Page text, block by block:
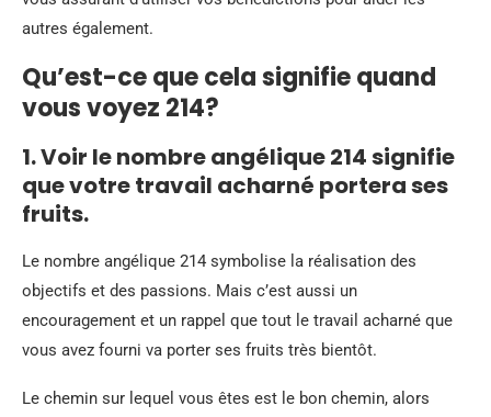
autres également.
Qu’est-ce que cela signifie quand
vous voyez 214?
1. Voir le nombre angélique 214 signifie
que votre travail acharné portera ses
fruits.
Le nombre angélique 214 symbolise la réalisation des
objectifs et des passions. Mais c’est aussi un
encouragement et un rappel que tout le travail acharné que
vous avez fourni va porter ses fruits très bientôt.
Le chemin sur lequel vous êtes est le bon chemin, alors